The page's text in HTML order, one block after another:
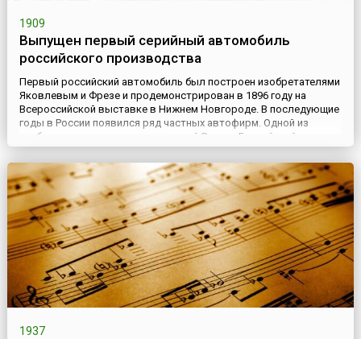
1909
Выпущен первый серийный автомобиль
российского производства
Первый российский автомобиль был построен изобретателями
Яковлевым и Фрезе и продемонстрирован в 1896 году на
Всероссийской выставке в Нижнем Новгороде. В последующие
годы в России появился ряд частных автофирм. Одной из
наиболее крупных являлся рижский Русско-Балтийский завод,
основанный в 1874 году. (26 мая) 8 июня 1909 года из его ворот
выехал первый серийный автомобиль российского производ...
1937